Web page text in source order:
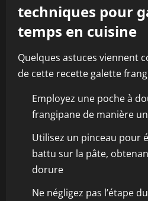
techniques pour
temps en cuisine
Quelques astuces viennent
de cette recette galette
Employez une poche à
frangipane de manière
Utilisez un pinceau pour
battu sur la pâte,
dorure
Ne négligez pas l’étape